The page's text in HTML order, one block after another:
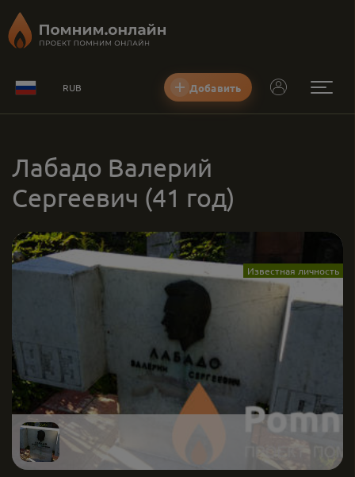
RUB Добавить
Лабадо Валерий
Сергеевич (41 год)
Известная личность